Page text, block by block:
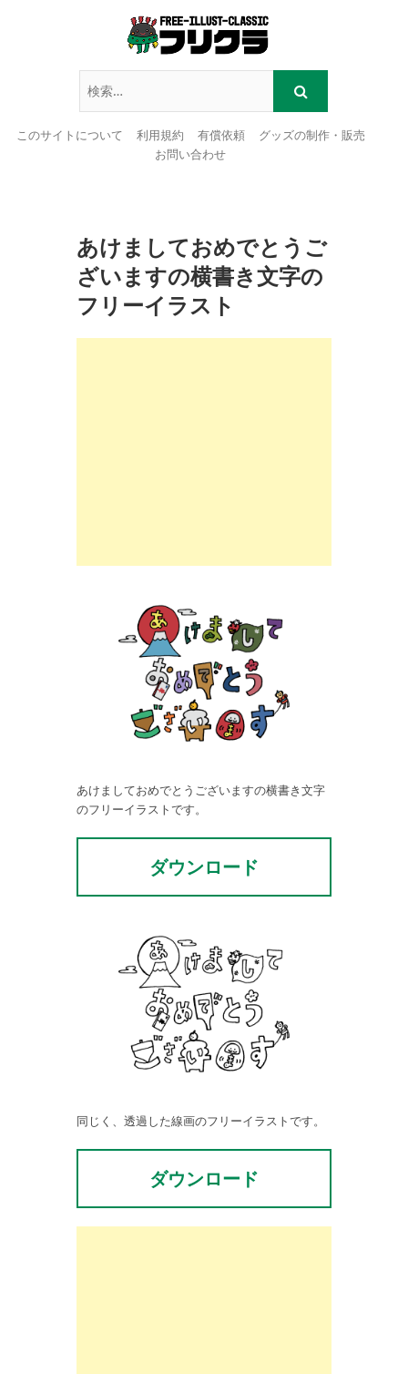
このサイトについて 利用規約 有償依頼
グッズの制作・販売
お問い合わせ
あけましておめでとうご
ざいますの横書き文字の
フリーイラスト
あけましておめでとうございますの横書き文字
のフリーイラストです。
ダウンロード
同じく、透過した線画のフリーイラストです。
ダウンロード